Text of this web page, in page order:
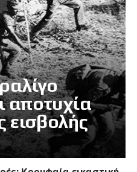
αποτυχία
εισβολής